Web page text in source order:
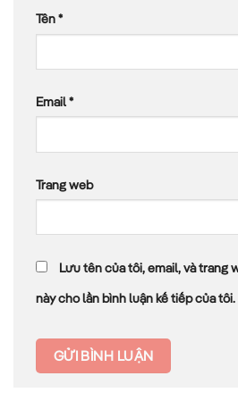
Tên*
Email*
Trang web
Lưu tên của tôi, email, và trang
này cho lần bình luận kế tiếp của tôi.